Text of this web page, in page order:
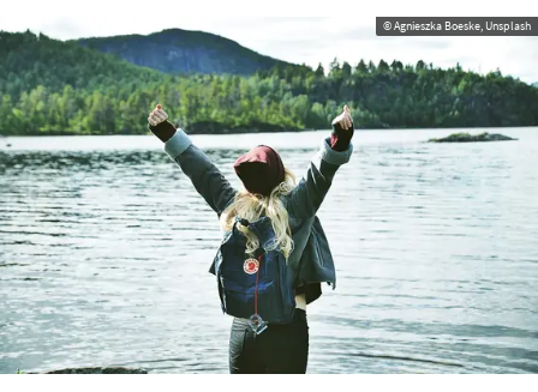
© Agnieszka Boeske, Unsplash